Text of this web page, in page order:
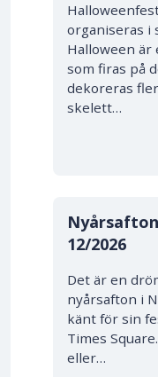
organiseras i
Halloween är
som firas på
dekoreras
skelett…
12/2026
Det är en
nyårsafton i
känt för sin
Times
eller…